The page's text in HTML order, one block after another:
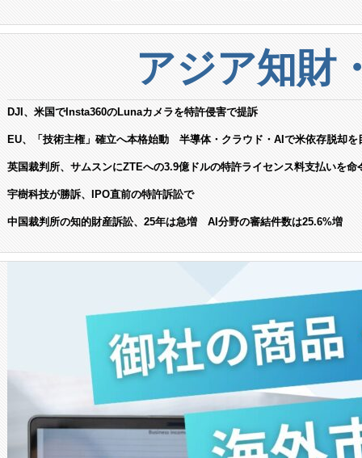
アジア知財
DJI、米国でInsta360のLunaカメラを特許侵害で提訴
EU、「技術主権」確立へ本格始動 半導体・クラウド・AIで米依存脱却を
英国裁判所、サムスンにZTEへの3.9億ドルの特許ライセンス料支払いを命
宇樹科技が勝訴、IPO直前の特許訴訟で
中国裁判所の知的財産訴訟、25年は急増 AI分野の審結件数は25.6%増